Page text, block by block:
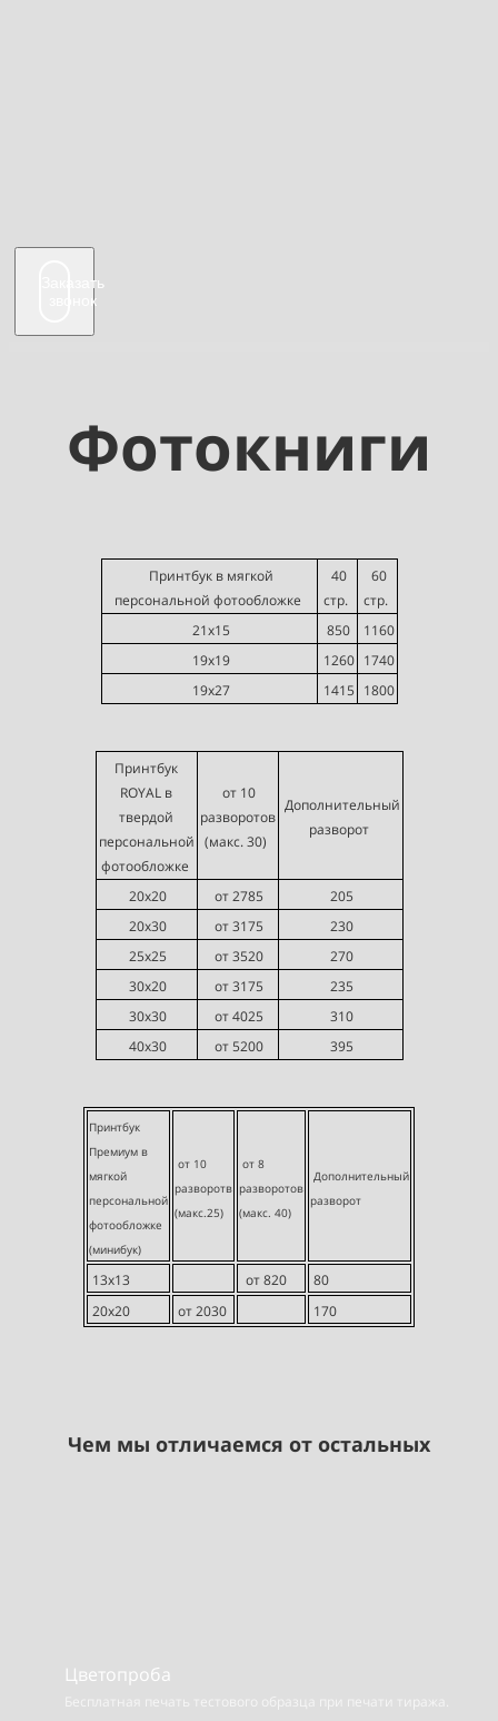
Заказать
звонок
Фотокниги
Принтбук в мягкой
персональной фотообложке
40
стр.
60
стр.
21х15
850
1160
19х19
1260 1740
19х27
1415 1800
Принтбук
ROYAL в
твердой
персональной
фотообложке
от 10
разворотов
(макс. 30)
Дополнительный
разворот
20х20 от 2785
205
20х30
от 3175
230
25х25
от 3520
270
30х20
от 3175
235
30х30
от 4025
310
40х30
от 5200 395
Принтбук
Премиум в
мягкой
персональной
фотообложке
(минибук)
от 10
разворотв
(макс.25)
от 8
разворотов
(макс. 40)
Дополнительный
разворот
13х13 от 820
80
20х20
от 2030 170
Чем мы отличаемся от остальных
Цветопроба
Бесплатная печать тестового образца при печати тиража.